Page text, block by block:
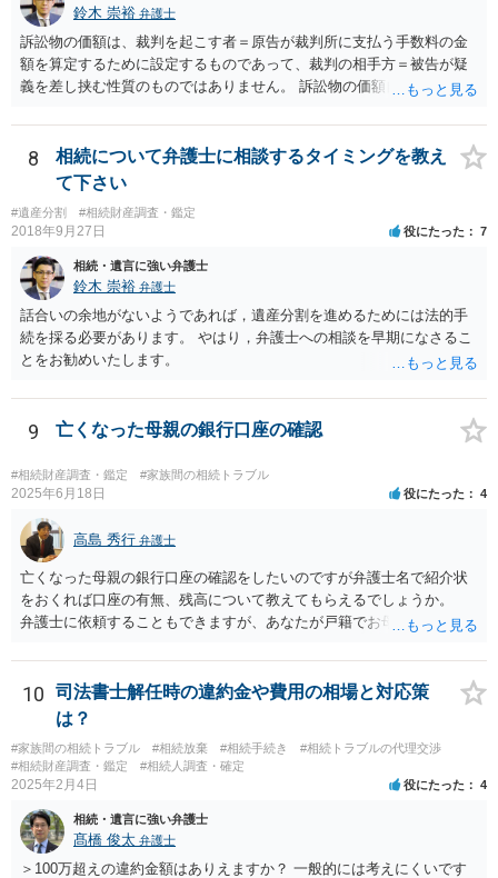
鈴木 崇裕 弁護士
訴訟物の価額は、裁判を起こす者＝原告が裁判所に支払う手数料の金
額を算定するために設定するものであって、裁判の相手方＝被告が疑
義を差し挟む性質のものではありません。 訴訟物の価額自体が裁判の
したとしても、変更されることはありません。
8
相続について弁護士に相談するタイミングを教え
て下さい
#遺産分割 #相続財産調査・鑑定
2018年9月27日 役にたった 7
相続・遺言に強い弁護士
鈴木 崇裕 弁護士
話合いの余地がないようであれば，遺産分割を進めるためには法的手
続を採る必要があります。 やはり，弁護士への相談を早期になさるこ
とをお勧めいたします。
9 亡くなった母親の銀行口座の確認
#相続財産調査・鑑定 #家族間の相続トラブル
2025年6月18日 役にたった 4
高島 秀行 弁護士
亡くなった母親の銀行口座の確認をしたいのですが弁護士名で紹介状
をおくれば口座の有無、残高について教えてもらえるでしょうか。
弁護士に依頼することもできますが、あなたが戸籍でお母さんの相続
高は教えてくれると思います。 自分ではよくわからないということ
であれば、弁護士に相談し依頼されたら良いと思います。
10
司法書士解任時の違約金や費用の相場と対応策
は？
#家族間の相続トラブル #相続放棄 #相続手続き
#相続トラブルの代理交渉
#相続財産調査・鑑定
#相続人調査・確定
2025年2月4日 役にたった 4
相続・遺言に強い弁護士
髙橋 俊太 弁護士
＞100万超えの違約金額はありえますか？ 一般的には考えにくいです